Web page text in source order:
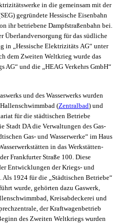
in die gemeinsam mit der
gegründete Hessische Eisenbahn
ihr betriebene Dampfstraßenbahn bei.
Überlandversorgung für das südliche
in „Hessische Elektrizitäts AG“ unter
dem Zweiten Weltkrieg wurde das
AG“ und die „HEAG Verkehrs GmbH“
und des Wasserwerks wurden
(Zentralbad) und
für die städtischen Betriebe
Stadt DA die Verwaltungen des Gas-
Gas- und Wasserwerke“ im Haus
in das Werkstätten-
Frankfurter Straße 100. Diese
Entwicklungen der Kriegs- und
1924 für die „Städtischen Betriebe“
wurde, gehörten dazu Gaswerk,
Kreisabdeckerei und
der Kraftwagenbetrieb
des Zweiten Weltkriegs wurden